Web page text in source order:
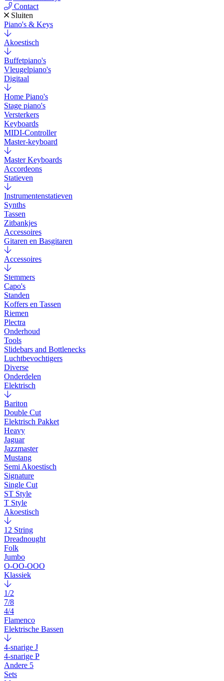
Contact
Sluiten
Piano's & Keys
Akoestisch
Buffetpiano's
Vleugelpiano's
Digitaal
Home Piano's
Stage piano's
Versterkers
Keyboards
MIDI-Controller
Master-keyboard
Master Keyboards
Accordeons
Statieven
Instrumentenstatieven
Synths
Tassen
Zitbankjes
Accessoires
Gitaren en Basgitaren
Accessoires
Stemmers
Capo's
Standen
Koffers en Tassen
Riemen
Plectra
Onderhoud
Tools
Slidebars and Bottlenecks
Luchtbevochtigers
Diverse
Onderdelen
Elektrisch
Bariton
Double Cut
Elektrisch Pakket
Heavy
Jaguar
Jazzmaster
Mustang
Semi Akoestisch
Signature
Single Cut
ST Style
T Style
Akoestisch
12 String
Dreadnought
Folk
Jumbo
O-OO-OOO
Klassiek
1/2
7/8
4/4
Flamenco
Elektrische Bassen
4-snarige J
4-snarige P
Andere 5
Sets